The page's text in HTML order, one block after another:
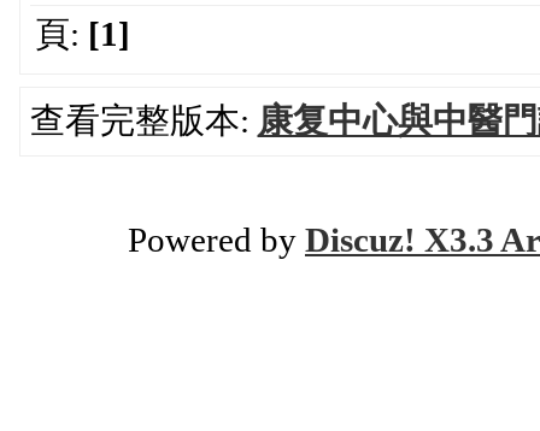
頁: [1]
查看完整版本: 康复中心與中醫
Powered by Discuz! X3.3